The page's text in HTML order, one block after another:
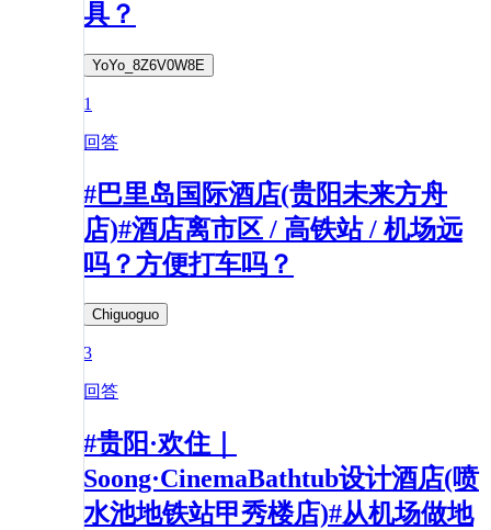
具？
YoYo_8Z6V0W8E
1
回答
#巴里岛国际酒店(贵阳未来方舟
店)#酒店离市区 / 高铁站 / 机场远
吗？方便打车吗？
Chiguoguo
3
回答
#贵阳·欢住｜
Soong·CinemaBathtub设计酒店(喷
水池地铁站甲秀楼店)#从机场做地